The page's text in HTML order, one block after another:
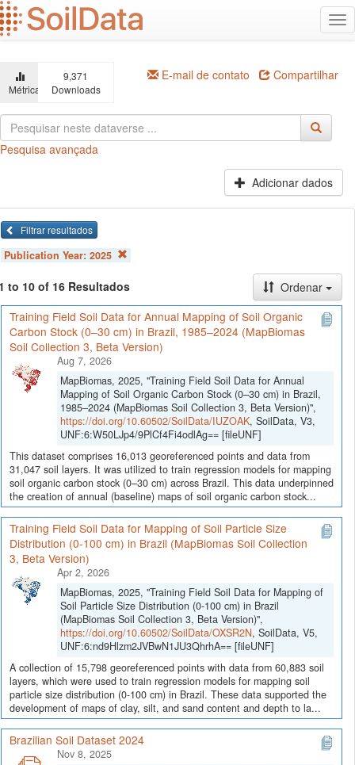
Ir
para
o
principal
Métricas
9,371
Downloads
E-mail de contato Compartilhar
Pesquisa avançada
Adicionar dados
Filtrar resultados
Publication Year: 2025
to 10 of 16 Resultados
Ordenar
Training Field Soil Data for Annual Mapping of Soil Organic
Carbon Stock (0–30 cm) in Brazil, 1985–2024 (MapBiomas
Soil Collection 3, Beta Version)
Aug 7, 2026
MapBiomas, 2025, "Training Field Soil Data for Annual
Mapping of Soil Organic Carbon Stock (0–30 cm) in Brazil,
1985–2024 (MapBiomas Soil Collection 3, Beta Version)",
https://doi.org/10.60502/SoilData/IUZOAK, SoilData, V3,
UNF:6:W50LJp4/9PlCf4Fi4odlAg== [fileUNF]
This dataset comprises 16,013 georeferenced points and data from
31,047 soil layers. It was utilized to train regression models for mapping
soil organic carbon stock (0–30 cm) across Brazil. This data underpinned
the creation of annual (baseline) maps of soil organic carbon stock...
Training Field Soil Data for Mapping of Soil Particle Size
Distribution (0-100 cm) in Brazil (MapBiomas Soil Collection
3, Beta Version)
Apr 2, 2026
MapBiomas, 2025, "Training Field Soil Data for Mapping of
Soil Particle Size Distribution (0-100 cm) in Brazil
(MapBiomas Soil Collection 3, Beta Version)",
https://doi.org/10.60502/SoilData/OXSR2N, SoilData, V5,
UNF:6:nd9Hlzm2JVBwN1JU3QhrhA== [fileUNF]
A collection of 15,798 georeferenced points with data from 60,883 soil
layers, which were used to train regression models for mapping soil
particle size distribution (0-100 cm) in Brazil. These data supported the
development of maps of clay, silt, and sand content and depth to la...
Brazilian Soil Dataset 2024
Nov 8, 2025